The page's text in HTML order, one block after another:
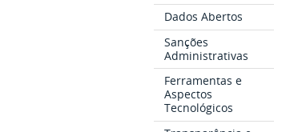
Dados Abertos
Sanções
Administrativas
Ferramentas e
Aspectos
Tecnológicos